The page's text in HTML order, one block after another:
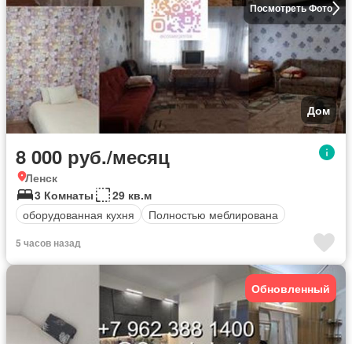
Посмотреть Фото
Дом
8 000 руб./месяц
Ленск
3 Комнаты
29 кв.м
оборудованная кухня
Полностью меблирована
5 часов назад
Обновленный